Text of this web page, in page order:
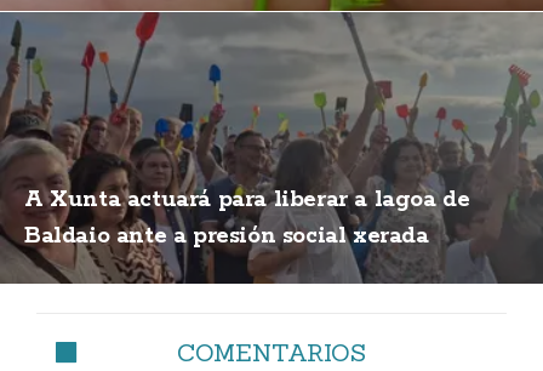
A Xunta actuará para liberar a lagoa de
Baldaio ante a presión social xerada
COMENTARIOS